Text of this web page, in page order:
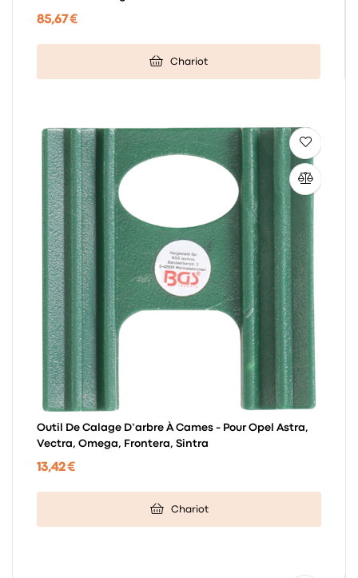
85,67 €
Chariot
Outil De Calage D’arbre À Cames - Pour Opel Astra,
Vectra, Omega, Frontera, Sintra
13,42 €
Chariot